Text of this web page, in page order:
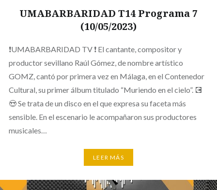
UMABARBARIDAD T14 Programa 7
(10/05/2023)
❗UMABARBARIDAD TV ❗ El cantante, compositor y
productor sevillano Raúl Gómez, de nombre artístico
GOMZ, cantó por primera vez en Málaga, en el Contenedor
Cultural, su primer álbum titulado “Muriendo en el cielo”. 💽
😍 Se trata de un disco en el que expresa su faceta más
sensible. En el escenario le acompañaron sus productores
musicales…
LEER MÁS